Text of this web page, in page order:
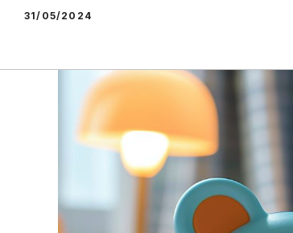
31/05/2024